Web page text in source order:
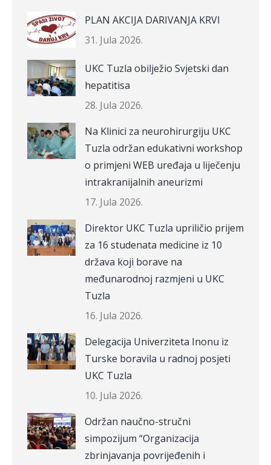
PLAN AKCIJA DARIVANJA KRVI
31. Jula 2026.
UKC Tuzla obilježio Svjetski dan
hepatitisa
28. Jula 2026.
Na Klinici za neurohirurgiju UKC
Tuzla održan edukativni workshop
o primjeni WEB uređaja u liječenju
intrakranijalnih aneurizmi
17. Jula 2026.
Direktor UKC Tuzla upriličio prijem
za 16 studenata medicine iz 10
država koji borave na
međunarodnoj razmjeni u UKC
Tuzla
16. Jula 2026.
Delegacija Univerziteta Inonu iz
Turske boravila u radnoj posjeti
UKC Tuzla
10. Jula 2026.
Održan naučno-stručni
simpozijum “Organizacija
zbrinjavanja povrijeđenih i